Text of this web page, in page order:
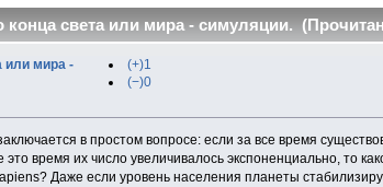
света или мира - симуляции.
или мира -
(+)1
(−)0
в простом вопросе: если за все время
время их число увеличивалось экспоненциально, то
Даже если уровень населения планеты